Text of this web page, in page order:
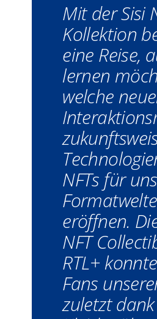
Mit der Sisi
Kollektion
eine Reise,
lernen
welche
NFTs für
eröffnen.
NFT
RTL+
Fans
zuletzt